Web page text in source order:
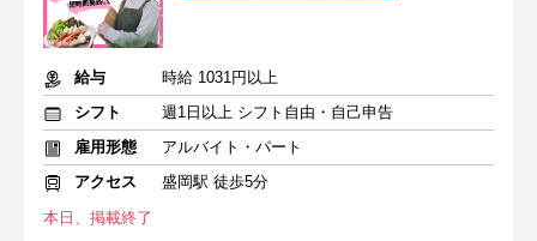
給与
時給 1031円以上
シフト
週1日以上 シフト自由・自己申告
雇用形態
アルバイト・パート
アクセス
盛岡駅 徒歩5分
本日、掲載終了